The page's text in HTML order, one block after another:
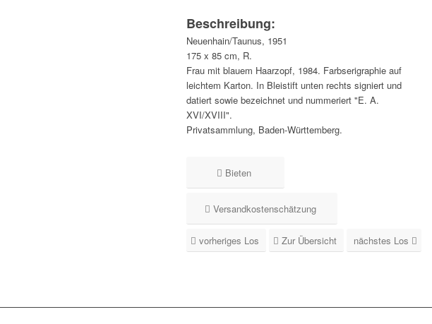
Beschreibung:
Neuenhain/Taunus, 1951
175 x 85 cm, R.
Frau mit blauem Haarzopf, 1984. Farbserigraphie auf
leichtem Karton. In Bleistift unten rechts signiert und
datiert sowie bezeichnet und nummeriert "E. A.
XVI/XVIII".
Privatsammlung, Baden-Württemberg.
Bieten
Versandkostenschätzung
vorheriges Los Zur Übersicht nächstes Los